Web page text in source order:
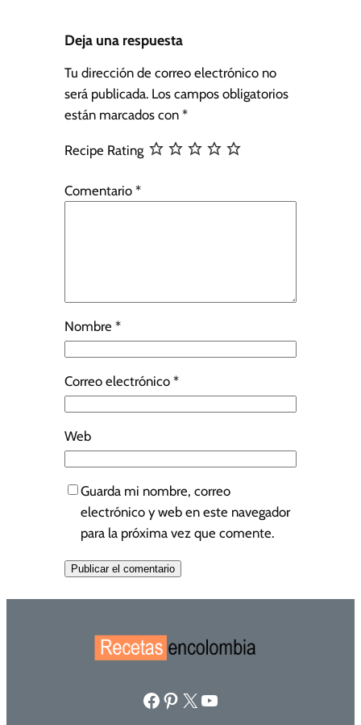
Deja una respuesta
Tu dirección de correo electrónico no
será publicada. Los campos obligatorios
están marcados con *
Recipe Rating
Comentario *
Nombre *
Correo electrónico *
Web
Guarda mi nombre, correo
electrónico y web en este navegador
para la próxima vez que comente.
Facebook Pinterest X YouTube